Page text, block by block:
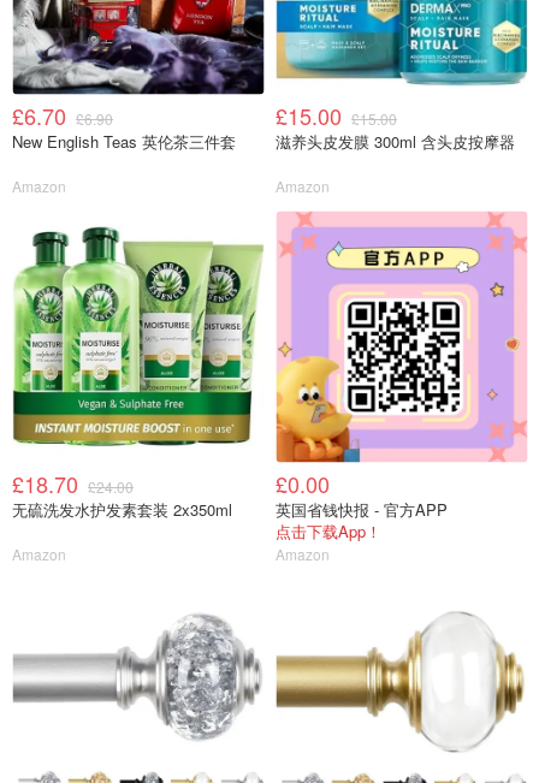
£6.70 £6.90
New English Teas 英伦茶三件套
Amazon
£15.00 £15.00
滋养头皮发膜 300ml 含头皮按摩器
Amazon
£18.70 £24.00
无硫洗发水护发素套装 2x350ml
Amazon
£0.00
英国省钱快报 - 官方APP
点击下载App！
Amazon